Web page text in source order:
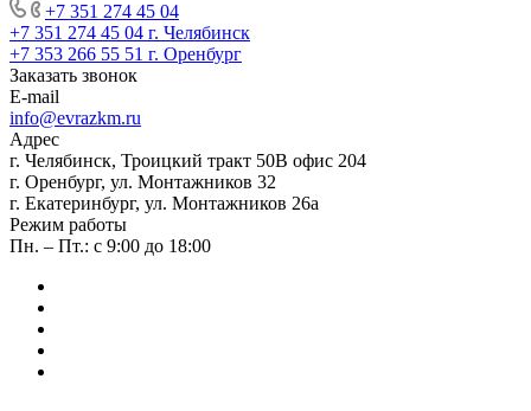
+7 351 274 45 04
+7 351 274 45 04 г. Челябинск
+7 353 266 55 51 г. Оренбург
Заказать звонок
E-mail
info@evrazkm.ru
Адрес
г. Челябинск, Троицкий тракт 50В офис 204
г. Оренбург, ул. Монтажников 32
г. Екатеринбург, ул. Монтажников 26а
Режим работы
Пн. – Пт.: с 9:00 до 18:00